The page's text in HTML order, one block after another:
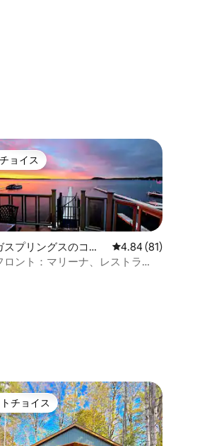
4.94つ星の平均評価
ョイス
ョイス
スプリングスのコン
ム
レビュー81件、5つ
4.84 (81)
ロント：マリーナ、レストラ
ゲストチョイスです。
チョイス